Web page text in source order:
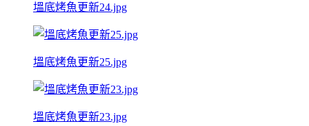
塭底烤魚更新24.jpg
塭底烤魚更新25.jpg
塭底烤魚更新23.jpg